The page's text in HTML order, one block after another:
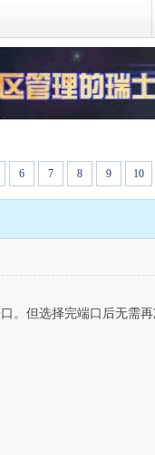
6 7 8 9 10
但选择完端口后无需再